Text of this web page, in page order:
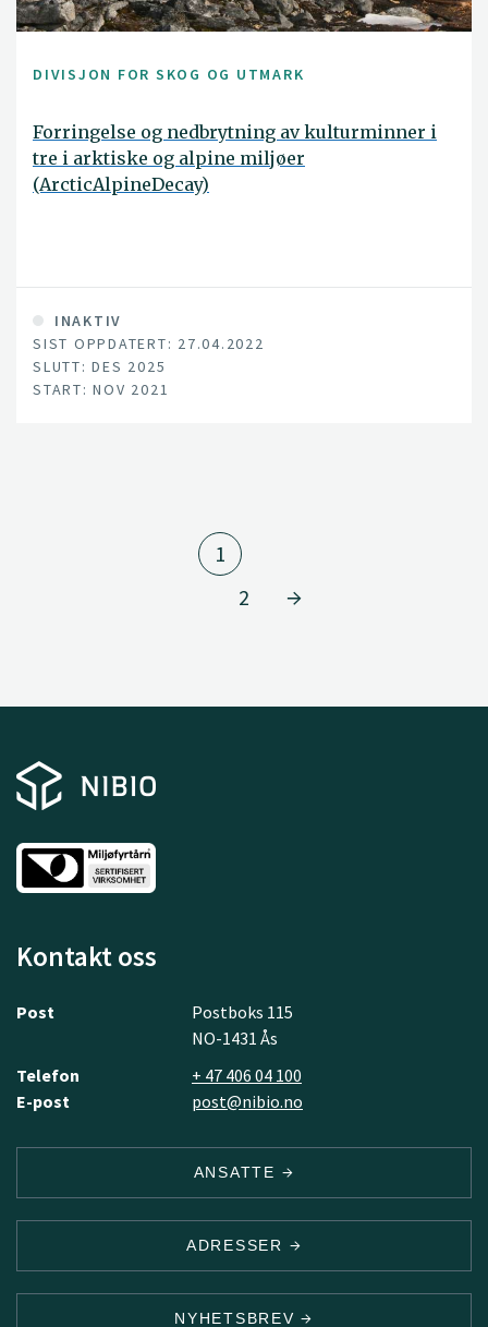
DIVISJON FOR SKOG OG UTMARK
Forringelse og nedbrytning av kulturminner i
tre i arktiske og alpine miljøer
(ArcticAlpineDecay)
INAKTIV
SIST OPPDATERT: 27.04.2022
SLUTT: DES 2025
START: NOV 2021
1
2
Kontakt oss
Post
Postboks 115
NO-1431 Ås
Telefon
+ 47 406 04 100
E-post
post@nibio.no
ANSATTE
ADRESSER
NYHETSBREV